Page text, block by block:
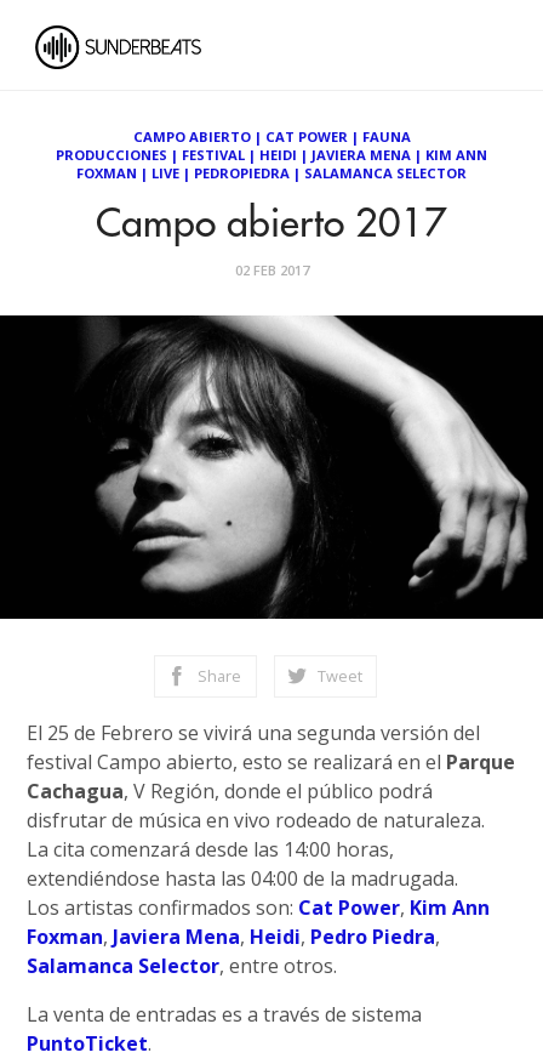
CAMPO ABIERTO| CAT POWER| FAUNA
PRODUCCIONES | FESTIVAL | HEIDI | JAVIERA MENA | KIM ANN
FOXMAN | LIVE | PEDROPIEDRA | SALAMANCA SELECTOR
Campo abierto 2017
02 FEB 2017
Share Tweet
El 25 de Febrero se vivirá una segunda versión del
festival Campo abierto, esto se realizará en el Parque
Cachagua, V Región, donde el público podrá
disfrutar de música en vivo rodeado de naturaleza.
La cita comenzará desde las 14:00 horas,
extendiéndose hasta las 04:00 de la madrugada.
Los artistas confirmados son: Cat Power, Kim Ann
Foxman, Javiera Mena, Heidi, Pedro Piedra,
Salamanca Selector, entre otros.
La venta de entradas es a través de sistema
PuntoTicket.